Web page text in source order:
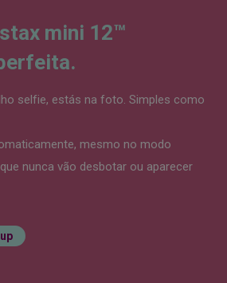
mini 12™
selfie, estás na foto. Simples como
mesmo no modo
nunca vão desbotar ou aparecer